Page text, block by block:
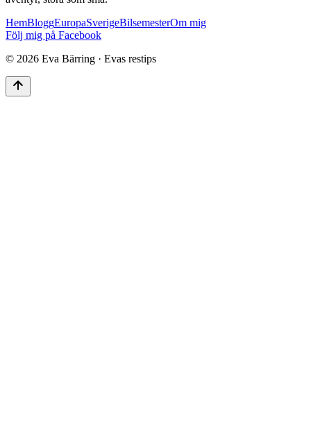
HemBloggEuropaSverigeBilsemesterOm mig
Följ mig på Facebook
© 2026 Eva Bärring · Evas restips